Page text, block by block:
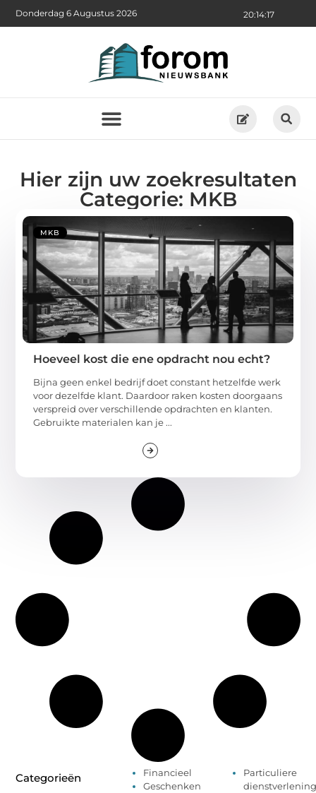
20:14:17
Donderdag 6 Augustus 2026
Hier zijn uw zoekresultaten
Categorie: MKB
MKB
Hoeveel kost die ene opdracht nou echt?
Bijna geen enkel bedrijf doet constant hetzelfde werk
voor dezelfde klant. Daardoor raken kosten doorgaans
verspreid over verschillende opdrachten en klanten.
Gebruikte materialen kan je ...
Categorieën
Financieel
Geschenken
Particuliere
dienstverlening